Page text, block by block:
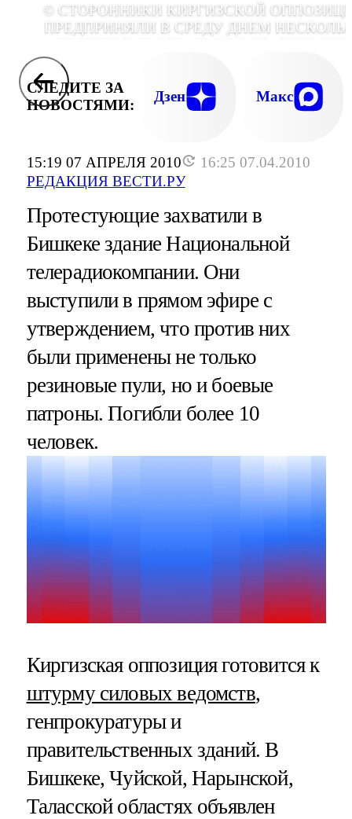
15:19 07 АПРЕЛЯ 2010
16:25 07.04.2010
РЕДАКЦИЯ ВЕСТИ.РУ
© СТОРОННИКИ КИРГИЗСКОЙ
ПРЕДПРИНЯЛИ В СРЕДУ ДНЕМ
ПРАВИТЕЛЬСТВА РЕСПУБЛИКИ,
БЫЛИ ОСТАНОВЛЕНЫ
МИЛИЦИИ, ПРИМЕНИВШИМИ
ОТРАЖЕНИЯ НАПАДЕНИЯ
СЛЕДИТЕ ЗА
НОВОСТЯМИ:
Дзен Макс
Протестующие захватили в
Бишкеке здание Национальной
телерадиокомпании. Они
выступили в прямом эфире с
утверждением, что против них
были применены не только
резиновые пули, но и боевые
патроны. Погибли более 10
человек.
Киргизская оппозиция готовится к
штурму силовых ведомств,
генпрокуратуры и
правительственных зданий. В
Бишкеке, Чуйской, Нарынской,
Таласской областях объявлен